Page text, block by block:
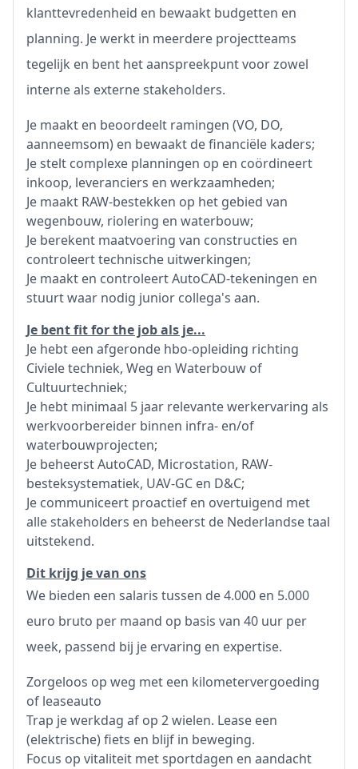
klanttevredenheid en bewaakt budgetten en
planning. Je werkt in meerdere projectteams
tegelijk en bent het aanspreekpunt voor zowel
interne als externe stakeholders.
Je maakt en beoordeelt ramingen (VO, DO,
aanneemsom) en bewaakt de financiële kaders;
Je stelt complexe planningen op en coördineert
inkoop, leveranciers en werkzaamheden;
Je maakt RAW-bestekken op het gebied van
wegenbouw, riolering en waterbouw;
Je berekent maatvoering van constructies en
controleert technische uitwerkingen;
Je maakt en controleert AutoCAD-tekeningen en
stuurt waar nodig junior collega's aan.
Je bent fit for the job als je...
Je hebt een afgeronde hbo-opleiding richting
Civiele techniek, Weg en Waterbouw of
Cultuurtechniek;
Je hebt minimaal 5 jaar relevante werkervaring als
werkvoorbereider binnen infra- en/of
waterbouwprojecten;
Je beheerst AutoCAD, Microstation, RAW-
besteksystematiek, UAV-GC en D&C;
Je communiceert proactief en overtuigend met
alle stakeholders en beheerst de Nederlandse taal
uitstekend.
Dit krijg je van ons
We bieden een salaris tussen de 4.000 en 5.000
euro bruto per maand op basis van 40 uur per
week, passend bij je ervaring en expertise.
Zorgeloos op weg met een kilometervergoeding
of leaseauto
Trap je werkdag af op 2 wielen. Lease een
(elektrische) fiets en blijf in beweging.
Focus op vitaliteit met sportdagen en aandacht